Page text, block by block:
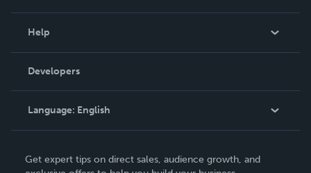
Podcast
Help
Order Lookup
Knowledge Base
Contact Support
Developers
Language: English
Deutsch
Get expert tips on direct sales, audience growth, and